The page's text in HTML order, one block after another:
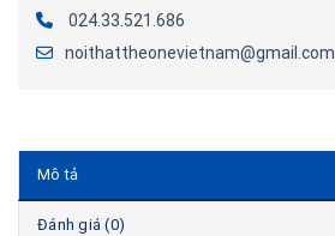
024.33.521.686
noithattheonevietnam@gmail.com
Mô tả
Đánh giá (0)